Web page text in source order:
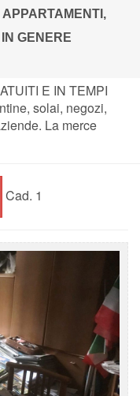
GENERE
E IN TEMPI
solai, negozi,
La merce
Cad. 1